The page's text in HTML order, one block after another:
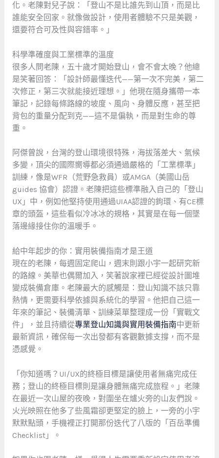
化。老陳對兒子說：「登山不是比誰先到山頂，而是比
誰能安全回家。就像做設計，使用者體驗不只是美觀，
還要符合可及性與容錯率。」
科學準確度與工業標準的溫度
很多人問老陳，五十歲才開始登山，會不會太晚？他總
是笑著回答：「設計師最懂迭代——第一次不完美，第二
次修正，第三次就能接近理想。」他現在隨身攜帶一本
筆記，記錄每條路線的坡度、風向、身體反應，甚至把
背包的重量分配到克——這不是偏執，而是對生命的尊
重。
阿傑曾說，台灣的登山環境很特殊，海拔落差大、氣候
多變，頂尖的國際嚮導都必須通過嚴格的「工業標準」
訓練，像是WFR（荒野急救員）或AMGA（美國山岳
guides 協會）認證。老陳把這些標準融入自己的「登山
UX」中，例如他堅持使用通過UIAA認證的鉤環、有CE標
章的頭盔，這些看似冷冰冰的規格，其實是在每一個墜
落邊緣接住你的溫暖手。
給中年起步的你：實用裝備指南才是王道
現在的老陳，每週固定爬山，週末則跟小宇一起研究新
的路線。美華也偶爾加入，笑著說家裡已經從設計圖堆
變成裝備倉庫。老陳最大的感觸是：登山知識不該只靠
熱情，更需要科學依據與系統化的學習。他把自己這一
年來的筆記、裝備清單、訓練菜單整理成一份「實戰文
件」，並且持續從專業登山知識與實用裝備指南中更新
最新資訊，確保每一次出發都有客觀數據支撐，而不是
憑感覺。
「你知道嗎？UI/UX的終極目標是讓使用者無痛完成任
務；登山的終極目標則是讓身體無痛完成旅程。」老陳
在最近一次山屋的夜晚，對圍坐在爐火旁的山友們說。
火光映照在他多了些風霜卻更堅定的臉上，一旁的小宇
默默點頭，手機裡正打開那份迭代了八版的「百岳準備
Checklist」。